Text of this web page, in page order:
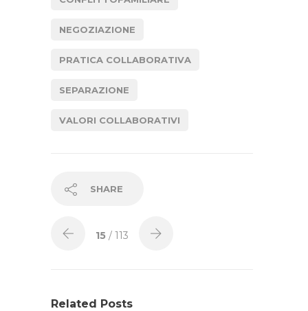
NEGOZIAZIONE
PRATICA COLLABORATIVA
SEPARAZIONE
VALORI COLLABORATIVI
SHARE
15 / 113
Related Posts